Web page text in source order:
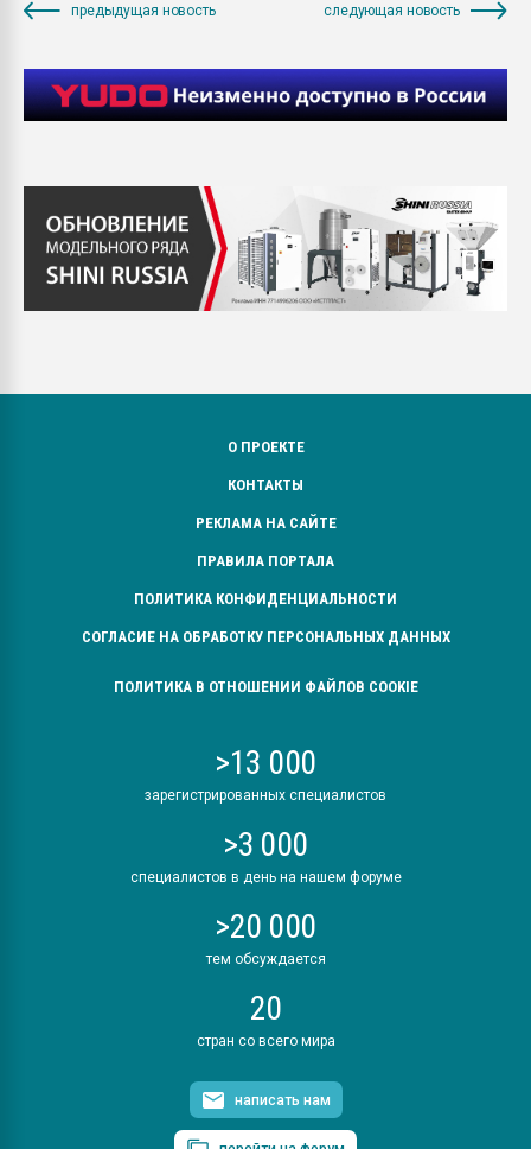
предыдущая новость следующая новость
О ПРОЕКТЕ
КОНТАКТЫ
РЕКЛАМА НА САЙТЕ
ПРАВИЛА ПОРТАЛА
ПОЛИТИКА КОНФИДЕНЦИАЛЬНОСТИ
СОГЛАСИЕ НА ОБРАБОТКУ ПЕРСОНАЛЬНЫХ ДАННЫХ
ПОЛИТИКА В ОТНОШЕНИИ ФАЙЛОВ COOKIE
>13 000
зарегистрированных специалистов
>3 000
специалистов в день на нашем форуме
>20 000
тем обсуждается
20
стран со всего мира
написать нам